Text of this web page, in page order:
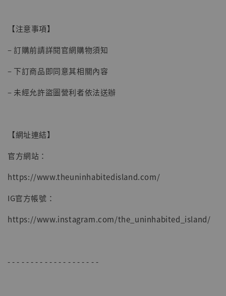
【注意事項】
– 訂購前請詳閱官網購物須知
– 下訂商品即同意其相關內容
– 未經允許盜圖營利者依法送辦
【網址連結】
官方網站：
https://www.theuninhabitedisland.com/
IG官方帳號：
https://www.instagram.com/the_uninhabited_island/
- - - - - - - - - - - - - - - - - - - -